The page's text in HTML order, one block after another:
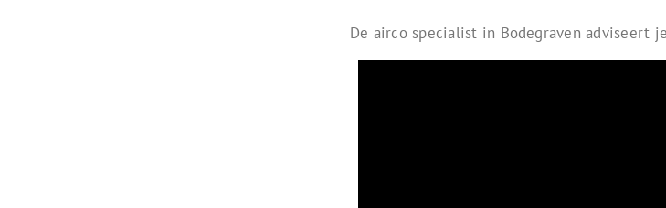
De airco specialist in Bodegraven adviseert